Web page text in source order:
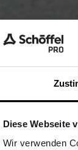
Diese Webseite
Wir verwenden